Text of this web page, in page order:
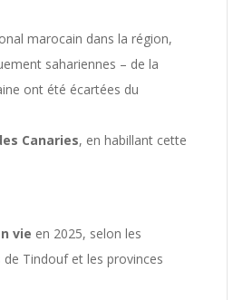
marocain dans la région,
sahariennes – de la
ont été écartées du
Canaries, en habillant cette
vie en 2025, selon les
Tindouf et les provinces